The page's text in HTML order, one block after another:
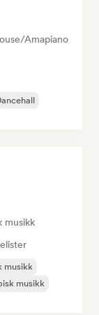
Amapiano
musikk
musikk
musikk